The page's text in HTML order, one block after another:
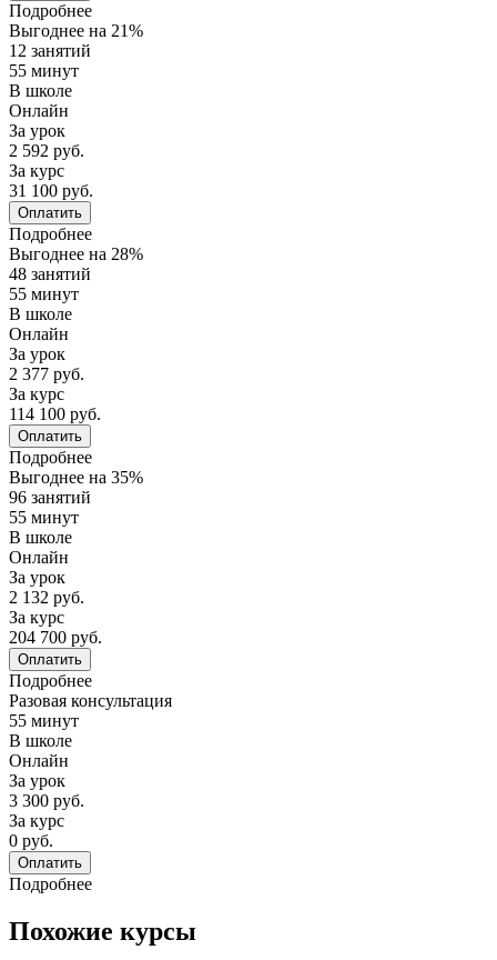
Подробнее
Выгоднее на 21%
12 занятий
55 минут
В школе
Онлайн
За урок
2 592 руб.
За курс
31 100 руб.
Оплатить
Подробнее
Выгоднее на 28%
48 занятий
55 минут
В школе
Онлайн
За урок
2 377 руб.
За курс
114 100 руб.
Оплатить
Подробнее
Выгоднее на 35%
96 занятий
55 минут
В школе
Онлайн
За урок
2 132 руб.
За курс
204 700 руб.
Оплатить
Подробнее
Разовая консультация
55 минут
В школе
Онлайн
За урок
3 300 руб.
За курс
0 руб.
Оплатить
Подробнее
Похожие курсы